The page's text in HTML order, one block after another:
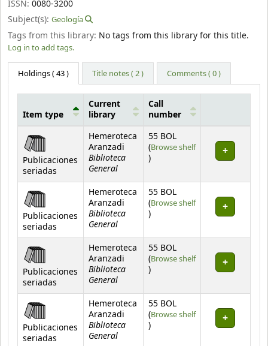
ISSN: 0080-3200
Subject(s): Geología
Tags from this library: No tags from this library for this title.
Log in to add tags.
Holdings( 43 ) Title notes ( 2 ) Comments ( 0 )
Holdings
Item type
Current
library
Call
number
Publicaciones
seriadas
Hemeroteca
Aranzadi
Biblioteca
General
55 BOL
(Browse shelf
(Opens below)
)
Publicaciones
seriadas
Hemeroteca
Aranzadi
Biblioteca
General
55 BOL
(Browse shelf
(Opens below)
)
Publicaciones
seriadas
Hemeroteca
Aranzadi
Biblioteca
General
55 BOL
(Browse shelf
(Opens below)
)
Publicaciones
seriadas
Hemeroteca
Aranzadi
Biblioteca
General
55 BOL
(Browse shelf
(Opens below)
)